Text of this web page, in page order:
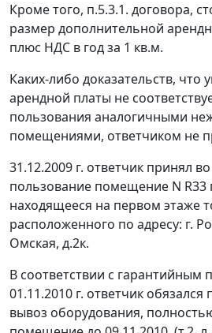
Кроме того, п.5.3.1. договора,
размер дополнительной
плюс НДС в год за 1 кв.м.
Каких-либо доказательств, что
арендной платы не
пользования аналогичными
помещениями, ответчиком не
31.12.2009 г. ответчик принял
пользование помещение N
находящееся на первом этаже
расположенного по адресу: г.
Омская, д.2к.
В соответствии с гарантийным
01.11.2010 г. ответчик
вывоз оборудования,